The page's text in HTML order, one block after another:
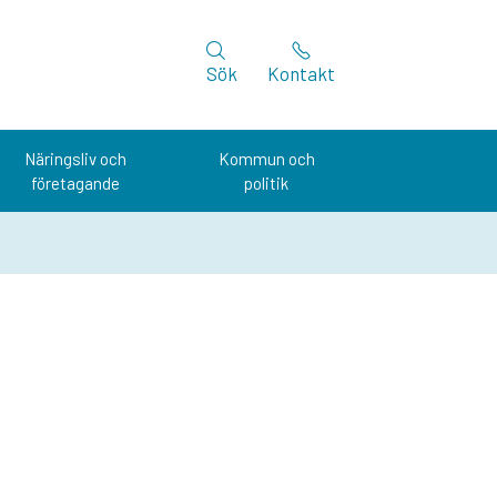
Sök
Kontakt
Näringsliv och
företagande
Kommun och
politik